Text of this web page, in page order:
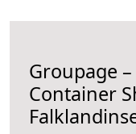
Groupage
Container